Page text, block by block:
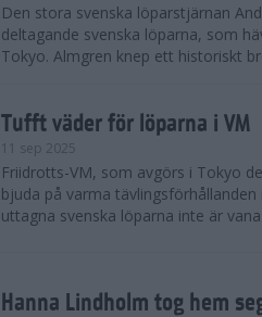
Den stora svenska löparstjärnan
deltagande svenska löparna, som
Tokyo. Almgren knep ett historiskt
Tufft väder för löparna i VM
11 sep 2025
Friidrotts-VM, som avgörs i Tokyo
bjuda på varma
uttagna svenska löparna inte är
Hanna Lindholm tog hem